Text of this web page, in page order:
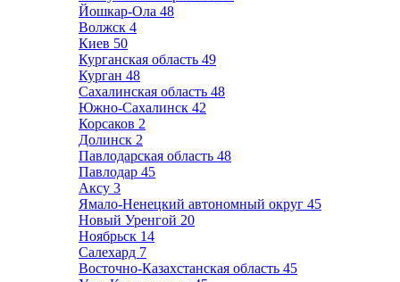
Йошкар-Ола 48
Волжск 4
Киев 50
Курганская область 49
Курган 48
Сахалинская область 48
Южно-Сахалинск 42
Корсаков 2
Долинск 2
Павлодарская область 48
Павлодар 45
Аксу 3
Ямало-Ненецкий автономный округ 45
Новый Уренгой 20
Ноябрьск 14
Салехард 7
Восточно-Казахстанская область 45